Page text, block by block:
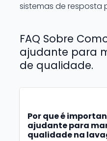
sistemas de resposta
FAQ Sobre
ajudante para
de qualidade.
Por que é
ajudante para
qualidade na